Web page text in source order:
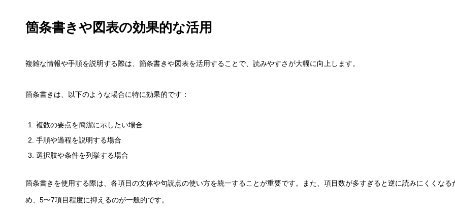
箇条書きや図表の効果的な活用
複雑な情報や手順を説明する際は、箇条書きや図表を活用することで、読みやすさが大幅に向上します。
箇条書きは、以下のような場合に特に効果的です：
複数の要点を簡潔に示したい場合
手順や過程を説明する場合
選択肢や条件を列挙する場合
箇条書きを使用する際は、各項目の文体や句読点の使い方を統一することが重要です。また、項目数が多すぎると逆に読みにくくなる
め、5〜7項目程度に抑えるのが一般的です。